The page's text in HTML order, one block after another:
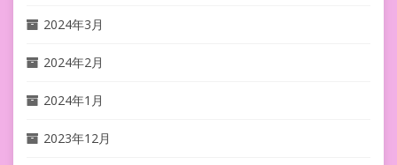
2024年3月
2024年2月
2024年1月
2023年12月